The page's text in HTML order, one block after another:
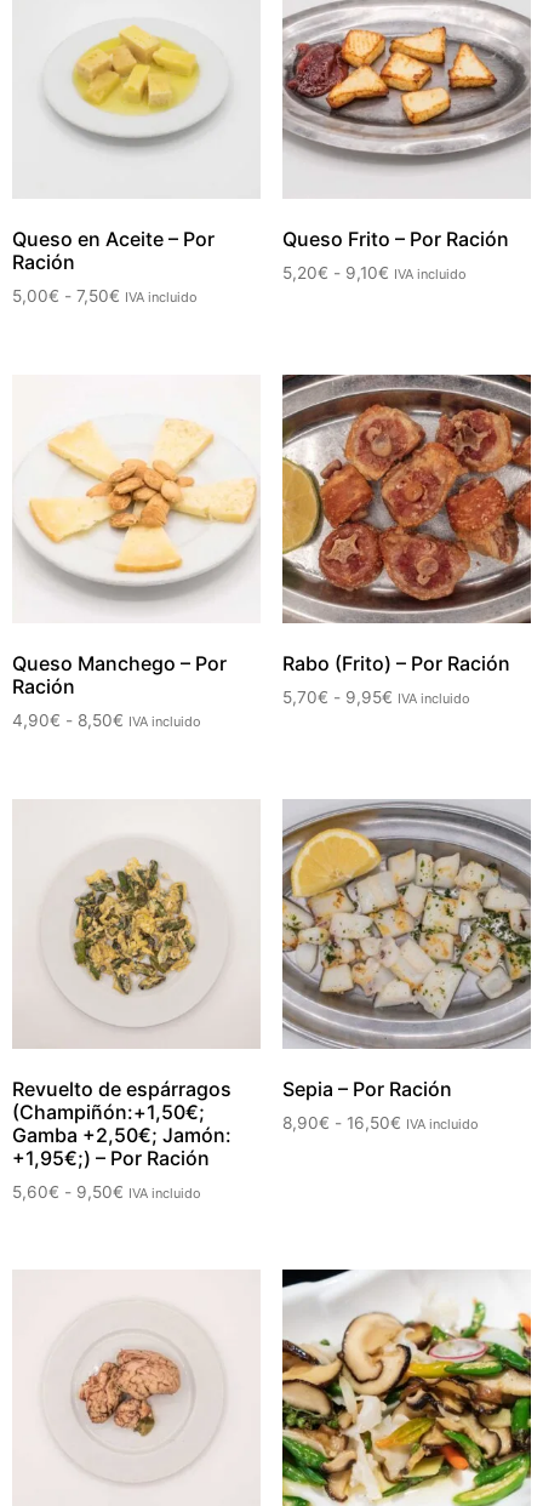
Queso en Aceite – Por
Ración
5,00€ - 7,50€ IVA incluido
Queso Frito – Por Ración
5,20€ - 9,10€ IVA incluido
Queso Manchego – Por
Ración
4,90€ - 8,50€ IVA incluido
Rabo (Frito) – Por Ración
5,70€ - 9,95€ IVA incluido
Revuelto de espárragos
(Champiñón:+1,50€;
Gamba +2,50€; Jamón:
+1,95€;) – Por Ración
5,60€ - 9,50€ IVA incluido
Sepia – Por Ración
8,90€ - 16,50€ IVA incluido